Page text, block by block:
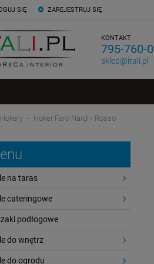
ZAREJESTRUJ SIĘ
SIĘ
KONTAKT
795-760-
sklep@itali.pl
Hokery Hoker Faro Nardi - Rosso
na taras
cateringowe
podłogowe
do wnętrz
do ogrodu